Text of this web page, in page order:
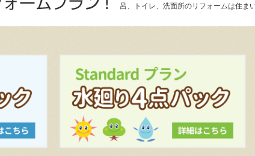
呂、トイレ、洗面所のリフォームは住ま